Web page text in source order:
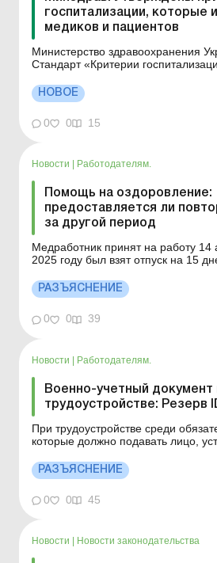
госпитализации, которые
медиков и пациентов
Министерство здравоохранения
Стандарт «Критерии
приказ Минздрава от 30 июля 2026
Документ унифицирует подходы к
экстренной госпитализации,
стационарного лече...
НОВОЕ
0 0 15
Новости Работодателям.
Помощь на оздоровление:
предоставляется ли
за другой период
Медработник принят на работу 14
2025 году был взят отпуск на 15
медработник получить помощь на
2026 году, беря отпуск на 16 дней
исчисления б...
РАЗЪЯСНЕНИЕ
0 0 39
Новости | Работодателям.
Военно-учетный документ
трудоустройстве: Резерв
При трудоустройстве среди
которые должно подавать лицо,
какая его форма – узнайте в этом
по теме: Женщины-медики: новые правила воинского
учета Заполняем новую форму
РАЗЪЯСНЕНИЕ
0 0 45
Новости | Новости законодательства